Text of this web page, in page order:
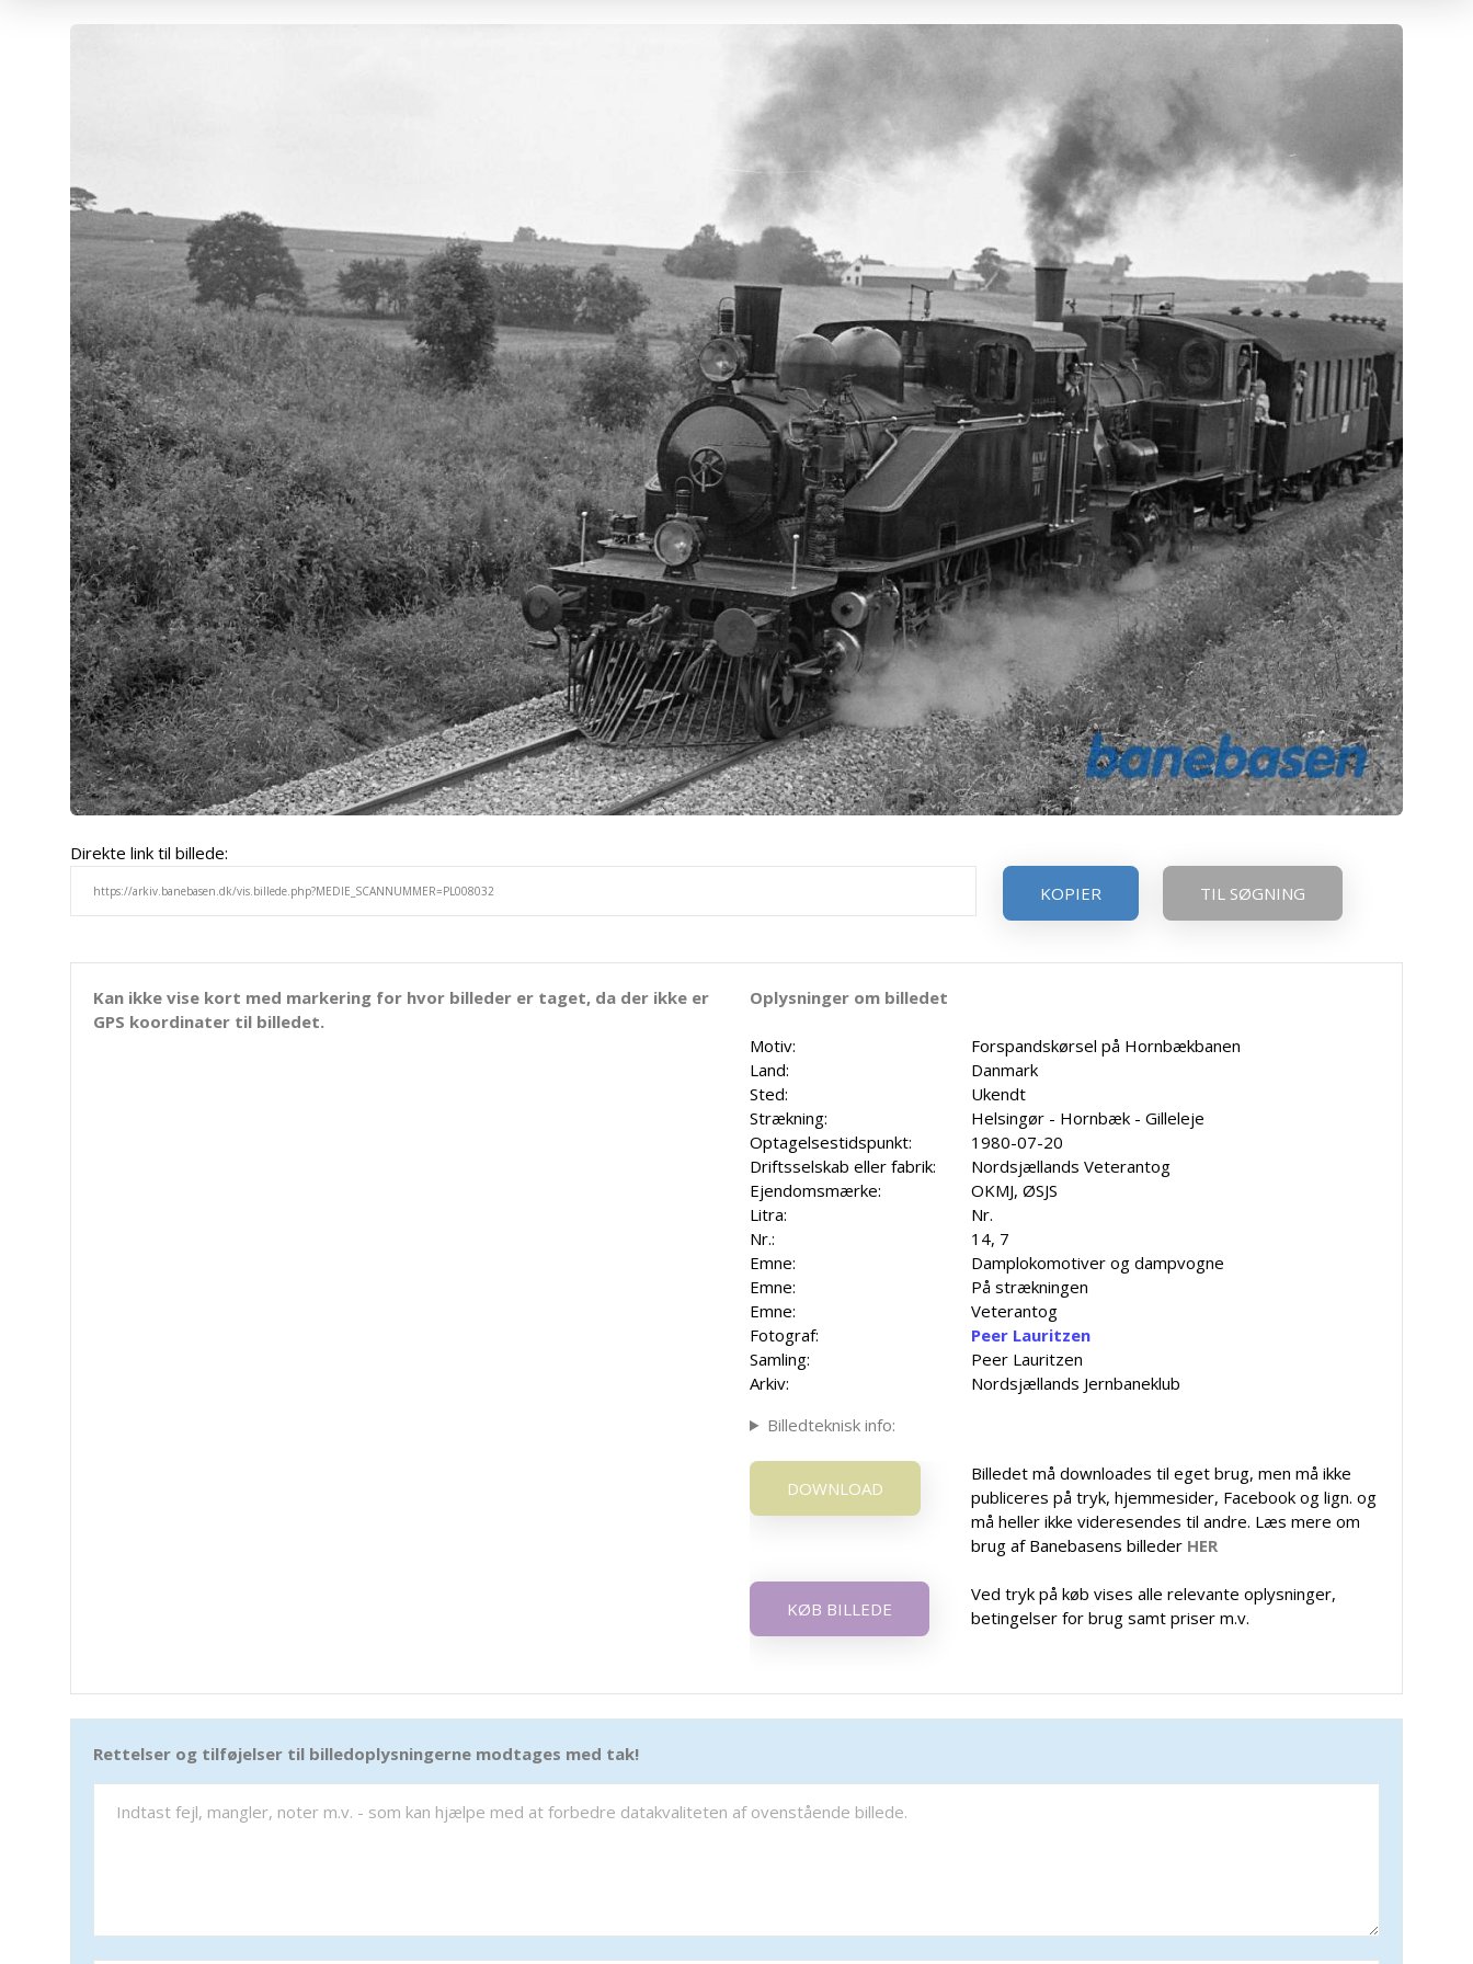
Direkte link til billede:
KOPIER
TIL SØGNING
Kan ikke vise kort med markering for hvor billeder er taget, da der ikke er
GPS koordinater til billedet.
Oplysninger om billedet
Motiv:
Forspandskørsel på Hornbækbanen
Land:
Danmark
Sted:
Ukendt
Strækning:
Helsingør - Hornbæk - Gilleleje
Optagelsestidspunkt:
1980-07-20
Driftsselskab eller fabrik:
Nordsjællands Veterantog
Ejendomsmærke:
OKMJ, ØSJS
Litra:
Nr.
Nr.:
14, 7
Emne:
Damplokomotiver og dampvogne
Emne:
På strækningen
Emne:
Veterantog
Fotograf:
Peer Lauritzen
Samling:
Peer Lauritzen
Arkiv:
Nordsjællands Jernbaneklub
Billedteknisk info:
DOWNLOAD
Billedet må downloades til eget brug, men må ikke
publiceres på tryk, hjemmesider, Facebook og lign. og
må heller ikke videresendes til andre. Læs mere om
brug af Banebasens billeder HER
KØB BILLEDE
Ved tryk på køb vises alle relevante oplysninger,
betingelser for brug samt priser m.v.
Rettelser og tilføjelser til billedoplysningerne modtages med tak!